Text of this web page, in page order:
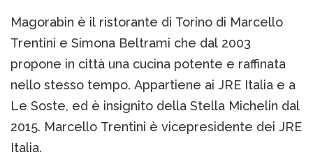
Magorabin è il ristorante di Torino di Marcello
Trentini e Simona Beltrami che dal 2003
propone in città una cucina potente e raffinata
nello stesso tempo. Appartiene ai JRE Italia e a
Le Soste, ed è insignito della Stella Michelin dal
2015. Marcello Trentini è vicepresidente dei JRE
Italia.